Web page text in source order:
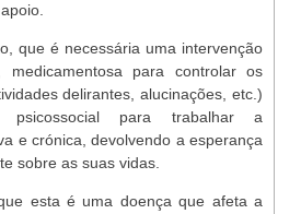
que é necessária uma intervenção
medicamentosa para controlar os
delirantes, alucinações, etc.)
para trabalhar a
e crónica, devolvendo a esperança
sobre as suas vidas.
esta é uma doença que afeta a